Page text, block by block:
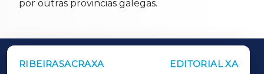
por outras provincias galegas.
RIBEIRASACRAXA EDITORIAL XA
OUTROS PERIÓDICOS